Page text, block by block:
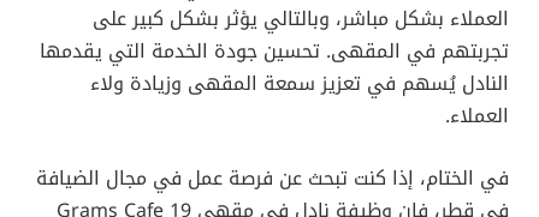
العملاء بشكل مباشر، وبالتالي يؤثر بشكل كبير على
تجربتهم في المقهى. تحسين جودة الخدمة التي يقدمها
النادل يُسهم في تعزيز سمعة المقهى وزيادة ولاء
العملاء.
في الختام، إذا كنت تبحث عن فرصة عمل في مجال الضيافة